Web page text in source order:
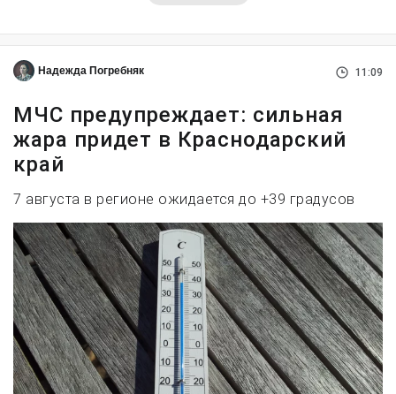
Надежда Погребняк 11:09
МЧС предупреждает: сильная
жара придет в Краснодарский
край
7 августа в регионе ожидается до +39 градусов